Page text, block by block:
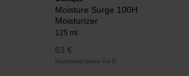
Moisture Surge 100H
Moisturizer
125 ml
63 €
Normale prijs 73 €